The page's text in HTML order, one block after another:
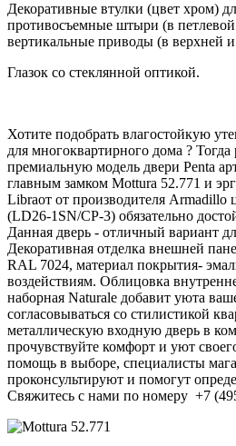
Декоративные втулки (цвет хром)
противосъемные штыри (в петлевой
вертикальные приводы (в верхней
Глазок со стеклянной оптикой.
Хотите подобрать влагостойкую
для многоквартирного дома ?
премиальную модель двери Penta
главным замком Mottura 52.771 и
Libraот от производителя Armadillo
(LD26-1SN/CP-3) обязательно
Данная дверь - отличный вариант
Декоративная отделка внешней
RAL 7024, материал покрытия-
воздействиям. Облицовка
наборная Naturale добавит уюта
согласовываться со стилистикой
металлическую входную дверь в
прочувствуйте комфорт и уют
помощь в выборе, специалисты
проконсультируют и помогут
Свяжитесь с нами по номеру +7